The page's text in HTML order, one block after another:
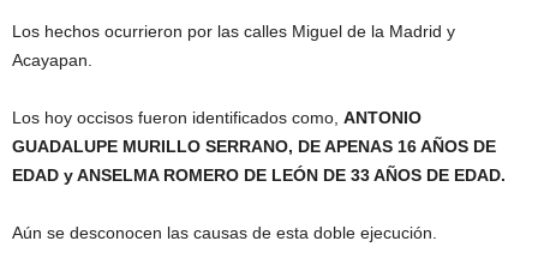
Los hechos ocurrieron por las calles Miguel de la Madrid y
Acayapan.
Los hoy occisos fueron identificados como, ANTONIO
GUADALUPE MURILLO SERRANO, DE APENAS 16 AÑOS DE
EDAD y ANSELMA ROMERO DE LEÓN DE 33 AÑOS DE EDAD.
Aún se desconocen las causas de esta doble ejecución.